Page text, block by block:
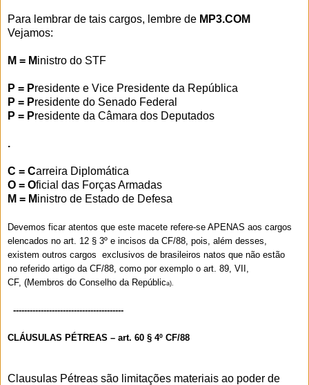
Para lembrar de tais cargos, lembre de MP3.COM
Vejamos:
M = Ministro do STF
P = Presidente e Vice Presidente da República
P = Presidente do Senado Federal
P = Presidente da Câmara dos Deputados
.
C = Carreira Diplomática
O = Oficial das Forças Armadas
M = Ministro de Estado de Defesa
Devemos ficar atentos que este macete refere-se APENAS aos cargos
elencados no art. 12 § 3º e incisos da CF/88, pois, além desses,
existem outros cargos exclusivos de brasileiros natos que não estão
no referido artigo da CF/88, como por exemplo o art. 89, VII,
CF, (Membros do Conselho da República).
----------------------------------------
CLÁUSULAS PÉTREAS – art. 60 § 4º CF/88
Clausulas Pétreas são limitações materiais ao poder de